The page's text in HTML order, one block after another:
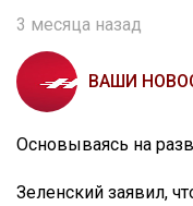
3 месяца назад
ВАШИ
Основываясь на
Зеленский заявил,